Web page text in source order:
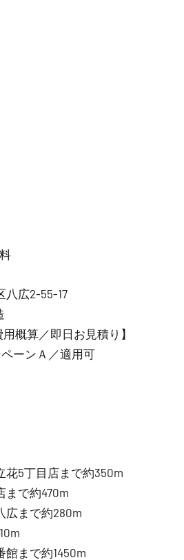
広2-55-17
概算／即日お見積り】
ーンＡ／適用可
花5丁目店まで約350m
まで約470m
広まで約280m
館まで約1450m